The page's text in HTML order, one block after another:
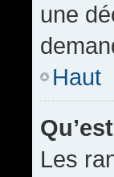
une
Haut
Les